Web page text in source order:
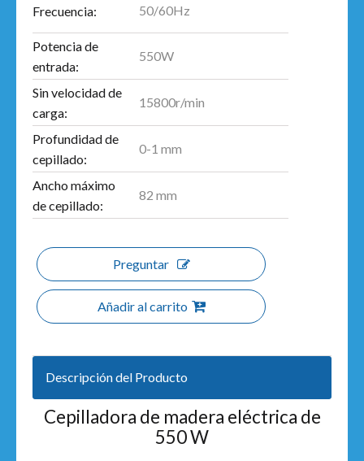
Frecuencia: 50/60Hz
Potencia de
entrada:
550W
Sin velocidad de
carga:
15800r/min
Profundidad de
cepillado:
0-1 mm
Ancho máximo
de cepillado:
82 mm
Preguntar
Añadir al carrito
Descripción del Producto
Cepilladora de madera eléctrica de
550 W